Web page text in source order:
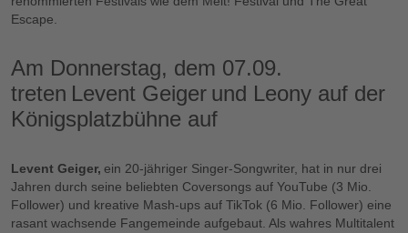
Escape.
Am Donnerstag, dem 07.09.
treten Levent Geiger und Leony auf der
Königsplatzbühne auf
Levent Geiger, ein 20-jähriger Singer-Songwriter, hat in nur drei
Jahren durch seine beliebten Coversongs auf YouTube (3 Mio.
Follower) und kreative Mash-ups auf TikTok (6 Mio. Follower) eine
rasant wachsende Fangemeinde aufgebaut. Als wahres Multitalent